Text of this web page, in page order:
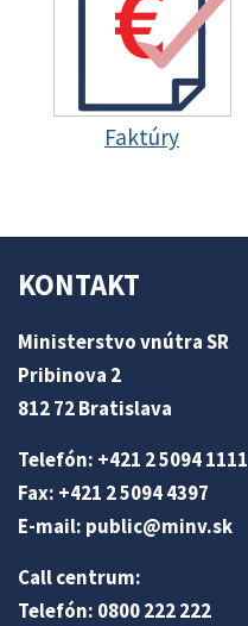
Faktúry
KONTAKT
Ministerstvo vnútra SR
Pribinova 2
812 72 Bratislava
Telefón: +421 2 5094 1111
Fax: +421 2 5094 4397
E-mail: public@minv.sk
Call centrum:
Telefón: 0800 222 222